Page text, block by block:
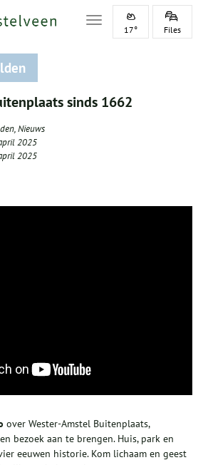
Toggle navigation
17° Files
sinds 1662
,Nieuws
2025
2025
over Wester-Amstel Buitenplaats,
bezoek aan te brengen. Huis, park en
eeuwen historie. Kom lichaam en geest